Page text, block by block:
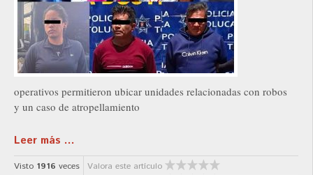
operativos permitieron ubicar unidades relacionadas con robos
y un caso de atropellamiento
Leer más ...
Visto 1916 veces Valora este artículo